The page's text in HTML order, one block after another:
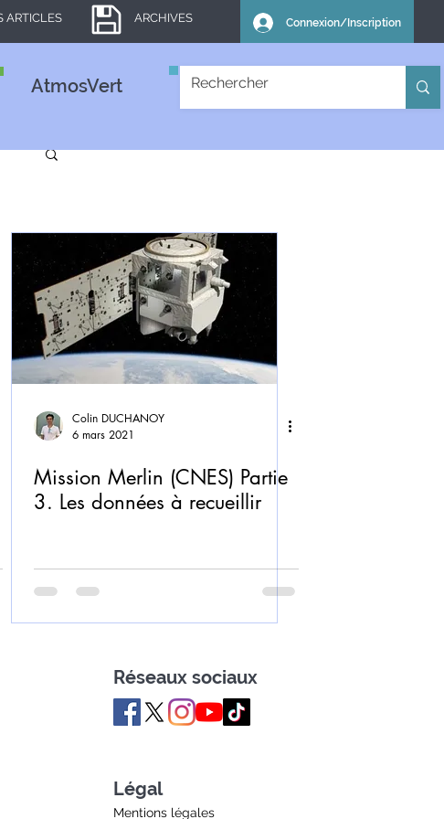
ARTICLES ARCHIVES Connexion/Inscription
AtmosVert
Colin DUCHANOY
6 mars 2021
Mission Merlin (CNES) Partie
3. Les données à recueillir
Réseaux sociaux
Légal
Mentions légales